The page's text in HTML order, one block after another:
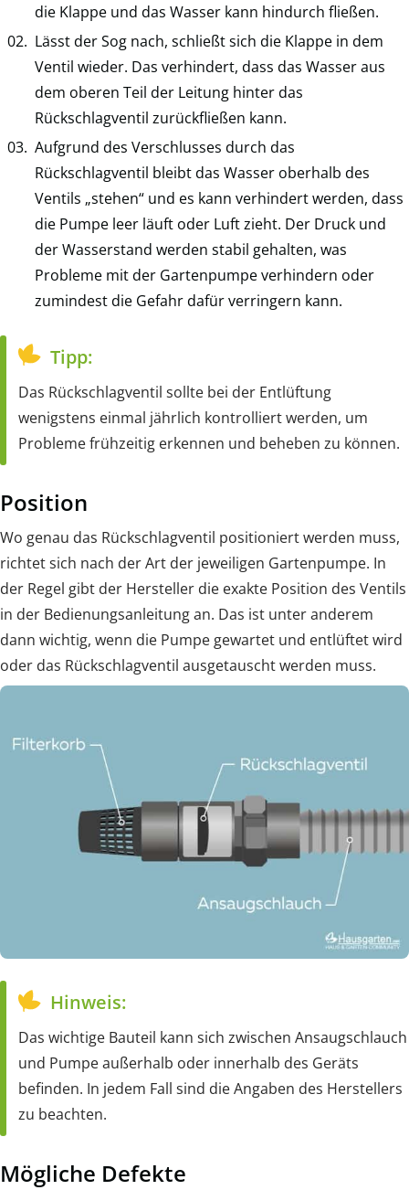
die Klappe und das Wasser kann hindurch fließen.
Lässt der Sog nach, schließt sich die Klappe in dem
Ventil wieder. Das verhindert, dass das Wasser aus
dem oberen Teil der Leitung hinter das
Rückschlagventil zurückfließen kann.
Aufgrund des Verschlusses durch das
Rückschlagventil bleibt das Wasser oberhalb des
Ventils „stehen“ und es kann verhindert werden, dass
die Pumpe leer läuft oder Luft zieht. Der Druck und
der Wasserstand werden stabil gehalten, was
Probleme mit der Gartenpumpe verhindern oder
zumindest die Gefahr dafür verringern kann.
Tipp:
Das Rückschlagventil sollte bei der Entlüftung
wenigstens einmal jährlich kontrolliert werden, um
Probleme frühzeitig erkennen und beheben zu können.
Position
Wo genau das Rückschlagventil positioniert werden muss,
richtet sich nach der Art der jeweiligen Gartenpumpe. In
der Regel gibt der Hersteller die exakte Position des Ventils
in der Bedienungsanleitung an. Das ist unter anderem
dann wichtig, wenn die Pumpe gewartet und entlüftet wird
oder das Rückschlagventil ausgetauscht werden muss.
Hinweis:
Das wichtige Bauteil kann sich zwischen Ansaugschlauch
und Pumpe außerhalb oder innerhalb des Geräts
befinden. In jedem Fall sind die Angaben des Herstellers
zu beachten.
Mögliche Defekte